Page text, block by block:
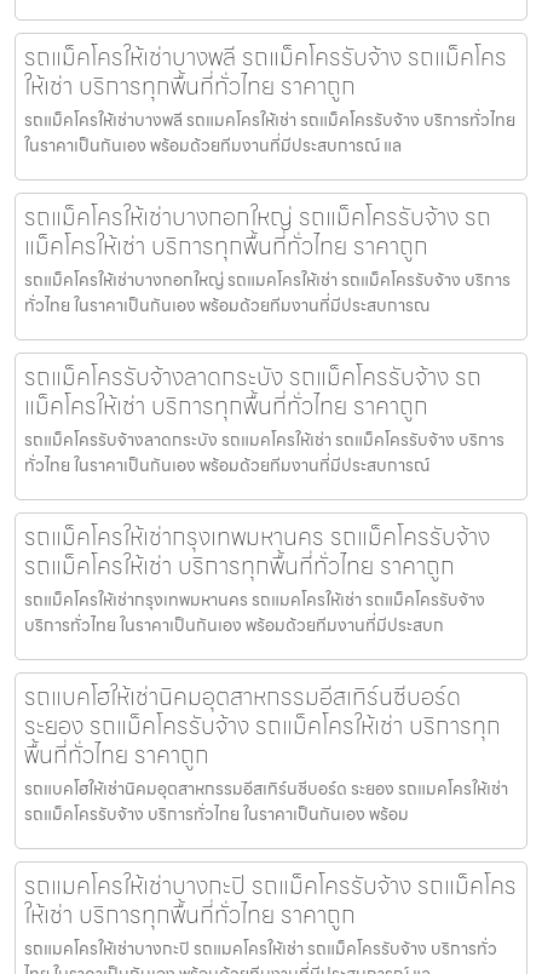
รถแม็คโครให้เช่าบางพลี รถแม็คโครรับจ้าง รถแม็คโคร
ให้เช่า บริการทุกพื้นที่ทั่วไทย ราคาถูก
รถแม็คโครให้เช่าบางพลี รถแมคโครให้เช่า รถแม็คโครรับจ้าง บริการทั่วไทย
ในราคาเป็นกันเอง พร้อมด้วยทีมงานที่มีประสบการณ์ แล
รถแม็คโครให้เช่าบางกอกใหญ่ รถแม็คโครรับจ้าง รถ
แม็คโครให้เช่า บริการทุกพื้นที่ทั่วไทย ราคาถูก
รถแม็คโครให้เช่าบางกอกใหญ่ รถแมคโครให้เช่า รถแม็คโครรับจ้าง บริการ
ทั่วไทย ในราคาเป็นกันเอง พร้อมด้วยทีมงานที่มีประสบการณ
รถแม็คโครรับจ้างลาดกระบัง รถแม็คโครรับจ้าง รถ
แม็คโครให้เช่า บริการทุกพื้นที่ทั่วไทย ราคาถูก
รถแม็คโครรับจ้างลาดกระบัง รถแมคโครให้เช่า รถแม็คโครรับจ้าง บริการ
ทั่วไทย ในราคาเป็นกันเอง พร้อมด้วยทีมงานที่มีประสบการณ์
รถแม็คโครให้เช่ากรุงเทพมหานคร รถแม็คโครรับจ้าง
รถแม็คโครให้เช่า บริการทุกพื้นที่ทั่วไทย ราคาถูก
รถแม็คโครให้เช่ากรุงเทพมหานคร รถแมคโครให้เช่า รถแม็คโครรับจ้าง
บริการทั่วไทย ในราคาเป็นกันเอง พร้อมด้วยทีมงานที่มีประสบก
รถแบคโฮให้เช่านิคมอุตสาหกรรมอีสเทิร์นซีบอร์ด
ระยอง รถแม็คโครรับจ้าง รถแม็คโครให้เช่า บริการทุก
พื้นที่ทั่วไทย ราคาถูก
รถแบคโฮให้เช่านิคมอุตสาหกรรมอีสเทิร์นซีบอร์ด ระยอง รถแมคโครให้เช่า
รถแม็คโครรับจ้าง บริการทั่วไทย ในราคาเป็นกันเอง พร้อม
รถแมคโครให้เช่าบางกะปิ รถแม็คโครรับจ้าง รถแม็คโคร
ให้เช่า บริการทุกพื้นที่ทั่วไทย ราคาถูก
รถแมคโครให้เช่าบางกะปิ รถแมคโครให้เช่า รถแม็คโครรับจ้าง บริการทั่ว